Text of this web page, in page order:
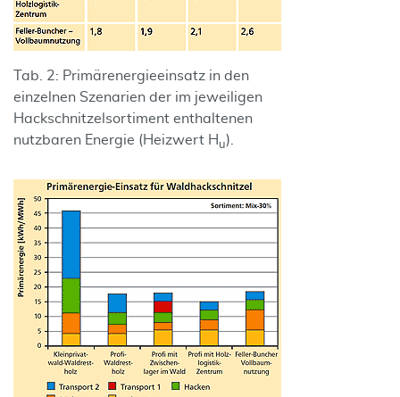
Tab. 2: Primärenergieeinsatz in den
einzelnen Szenarien der im jeweiligen
Hackschnitzelsortiment enthaltenen
nutzbaren Energie (Heizwert H u).